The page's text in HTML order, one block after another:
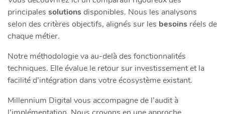
principales solutionsdisponibles. Nous les analysons
selon des critères objectifs, alignés sur les besoins réels de
chaque métier.
Notre méthodologie va au-delà des fonctionnalités
techniques. Elle évalue le retour sur investissement et la
facilité d’intégration dans votre écosystème existant.
Millennium Digital vous accompagne de l’audit à